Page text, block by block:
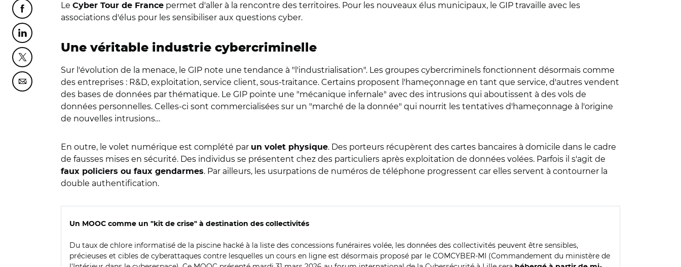
Partager cette page sur Facebook
Partager cette page sur Linkedin
Partager cette page sur Twitter
Partager cette page sur Courriel
Le Cyber Tour de France permet d'aller à la rencontre des territoires. Pour les nouveaux élus municipaux, le GIP travaille avec les
associations d'élus pour les sensibiliser aux questions cyber.
Une véritable industrie cybercriminelle
Sur l'évolution de la menace, le GIP note une tendance à "l'industrialisation". Les groupes cybercriminels fonctionnent désormais comme
des entreprises : R&D, exploitation, service client, sous-traitance. Certains proposent l'hameçonnage en tant que service, d'autres vendent
des bases de données par thématique. Le GIP pointe une "mécanique infernale" avec des intrusions qui aboutissent à des vols de
données personnelles. Celles-ci sont commercialisées sur un "marché de la donnée" qui nourrit les tentatives d'hameçonnage à l'origine
de nouvelles intrusions…
En outre, le volet numérique est complété par un volet physique. Des porteurs récupèrent des cartes bancaires à domicile dans le cadre
de fausses mises en sécurité. Des individus se présentent chez des particuliers après exploitation de données volées. Parfois il s'agit de
faux policiers ou faux gendarmes. Par ailleurs, les usurpations de numéros de téléphone progressent car elles servent à contourner la
double authentification.
Un MOOC comme un "kit de crise" à destination des collectivités
Du taux de chlore informatisé de la piscine hacké à la liste des concessions funéraires volée, les données des collectivités peuvent être sensibles,
précieuses et cibles de cyberattaques contre lesquelles un cours en ligne est désormais proposé par le COMCYBER-MI (Commandement du ministère de